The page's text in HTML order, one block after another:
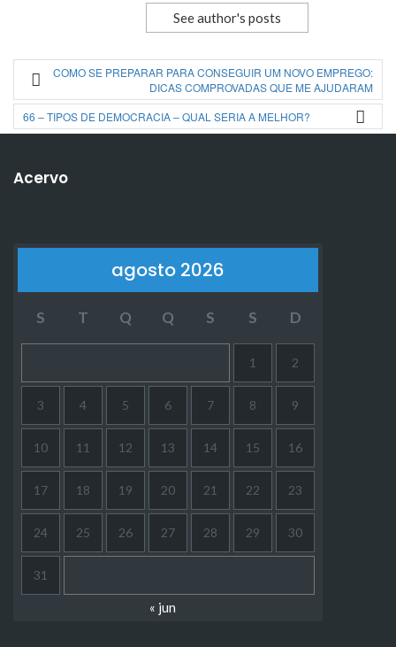
See author's posts
COMO SE PREPARAR PARA CONSEGUIR UM NOVO EMPREGO:
DICAS COMPROVADAS QUE ME AJUDARAM
66 – TIPOS DE DEMOCRACIA – QUAL SERIA A MELHOR?
Acervo
agosto 2026
S T Q Q S S D
1 2
3 4 5 6 7 8 9
10 11 12 13 14 15 16
17 18 19 20 21 22 23
24 25 26 27 28 29 30
31
« jun